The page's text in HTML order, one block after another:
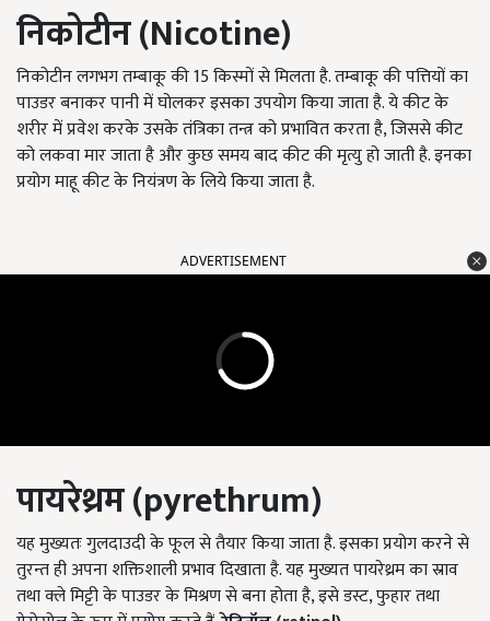
निकोटीन(Nicotine)
निकोटीन लगभग तम्बाकू की 15 किस्मों से मिलता है. तम्बाकू की पत्तियों का
पाउडर बनाकर पानी में घोलकर इसका उपयोग किया जाता है. ये कीट के
शरीर में प्रवेश करके उसके तंत्रिका तन्त्र को प्रभावित करता है, जिससे कीट
को लकवा मार जाता है और कुछ समय बाद कीट की मृत्यु हो जाती है. इनका
प्रयोग माहू कीट के नियंत्रण के लिये किया जाता है.
ADVERTISEMENT
पायरेथ्रम(pyrethrum)
यह मुख्यतः गुलदाउदी के फूल से तैयार किया जाता है. इसका प्रयोग करने से
तुरन्त ही अपना शक्तिशाली प्रभाव दिखाता है. यह मुख्यत पायरेथ्रम का स्राव
तथा क्ले मिट्टी के पाउडर के मिश्रण से बना होता है, इसे डस्ट, फुहार तथा